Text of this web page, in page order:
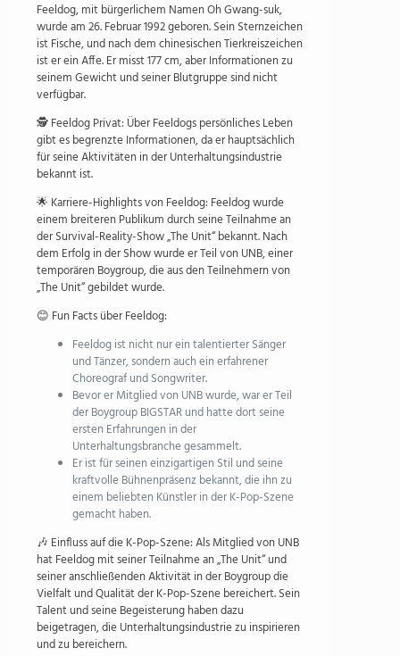
Feeldog, mit bürgerlichem Namen Oh Gwang-suk,
wurde am 26. Februar 1992 geboren. Sein Sternzeichen
ist Fische, und nach dem chinesischen Tierkreiszeichen
ist er ein Affe. Er misst 177 cm, aber Informationen zu
seinem Gewicht und seiner Blutgruppe sind nicht
verfügbar.
🕵️ Feeldog Privat: Über Feeldogs persönliches Leben
gibt es begrenzte Informationen, da er hauptsächlich
für seine Aktivitäten in der Unterhaltungsindustrie
bekannt ist.
🌟 Karriere-Highlights von Feeldog: Feeldog wurde
einem breiteren Publikum durch seine Teilnahme an
der Survival-Reality-Show „The Unit“ bekannt. Nach
dem Erfolg in der Show wurde er Teil von UNB, einer
temporären Boygroup, die aus den Teilnehmern von
„The Unit“ gebildet wurde.
😊 Fun Facts über Feeldog:
Feeldog ist nicht nur ein talentierter Sänger
und Tänzer, sondern auch ein erfahrener
Choreograf und Songwriter.
Bevor er Mitglied von UNB wurde, war er Teil
der Boygroup BIGSTAR und hatte dort seine
ersten Erfahrungen in der
Unterhaltungsbranche gesammelt.
Er ist für seinen einzigartigen Stil und seine
kraftvolle Bühnenpräsenz bekannt, die ihn zu
einem beliebten Künstler in der K-Pop-Szene
gemacht haben.
🎶 Einfluss auf die K-Pop-Szene: Als Mitglied von UNB
hat Feeldog mit seiner Teilnahme an „The Unit“ und
seiner anschließenden Aktivität in der Boygroup die
Vielfalt und Qualität der K-Pop-Szene bereichert. Sein
Talent und seine Begeisterung haben dazu
beigetragen, die Unterhaltungsindustrie zu inspirieren
und zu bereichern.